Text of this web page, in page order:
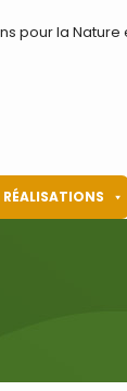
pour la Nature